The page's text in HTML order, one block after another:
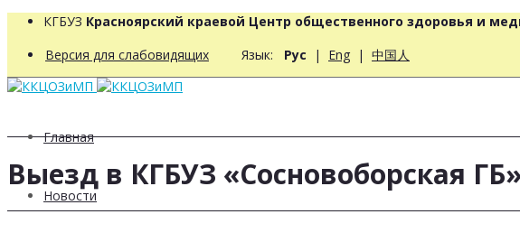
КГБУЗ Красноярский краевой Центр общественного здоровья и
Версия для слабовидящих Язык: Рус | Eng | 中国人
Главная
Новости
Выезд в КГБУЗ «Сосновоборская